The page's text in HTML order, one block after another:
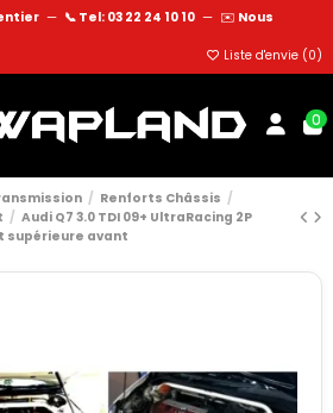
— 📞 Tel: 03 22 24 10 10 — ✉️ Nous
Liste d'envie (0)
0
Renforts Châssis
Audi Q7 3.0 TDI 09+ UltraRacing 2P
avant